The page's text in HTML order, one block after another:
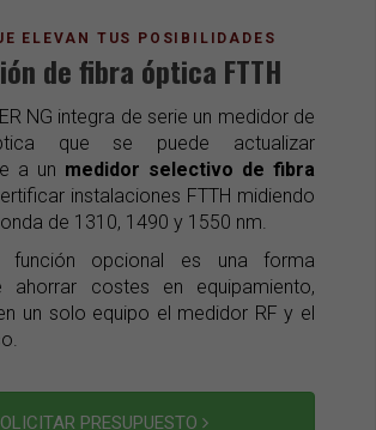
ELEVAN TUS POSIBILIDADES
de fibra óptica FTTH
NG integra de serie un medidor de
que se puede actualizar
a un medidor selectivo de fibra
instalaciones FTTH midiendo
de 1310, 1490 y 1550 nm.
función opcional es una forma
ahorrar costes en equipamiento,
un solo equipo el medidor RF y el
PRESUPUESTO